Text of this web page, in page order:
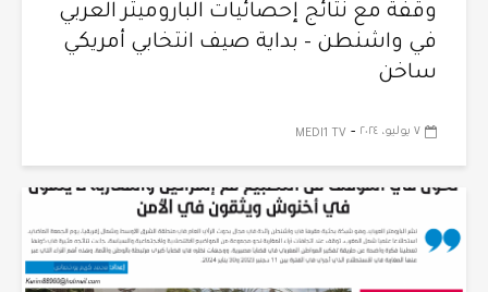
٧ يوليو، ٢٠٢٤ -
MEDI1 TV
وقفة مع نتائج إحصائيات الباروميتر العربي
في واشنطن – بداية صيف انتخابي أمريكي
ساخن